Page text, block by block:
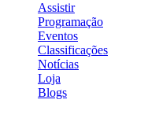
Assistir
Programação
Eventos
Classificações
Notícias
Loja
Blogs